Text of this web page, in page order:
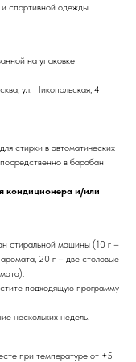
и спортивной одежды
на упаковке
ул. Никопольская, 4
стирки в автоматических
в барабан
кондиционера и/или
стиральной машины (10 г –
20 г – две столовые
подходящую программу
нескольких недель.
при температуре от +5